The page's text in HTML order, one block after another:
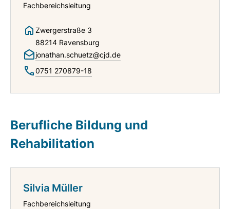
Fachbereichsleitung
Zwergerstraße 3
88214 Ravensburg
jonathan.schuetz@cjd.de
0751 270879-18
Berufliche Bildung und
Rehabilitation
Silvia Müller
Fachbereichsleitung